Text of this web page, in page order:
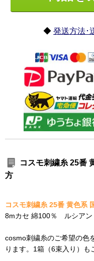
◆ 発送方法･
コスモ刺繍糸 25番
方
コスモ刺繍糸 25番 黄色系
8mカセ 綿100％ ルシアン
cosmo刺繍糸のご希望の
ります。1箱（6束入り）も